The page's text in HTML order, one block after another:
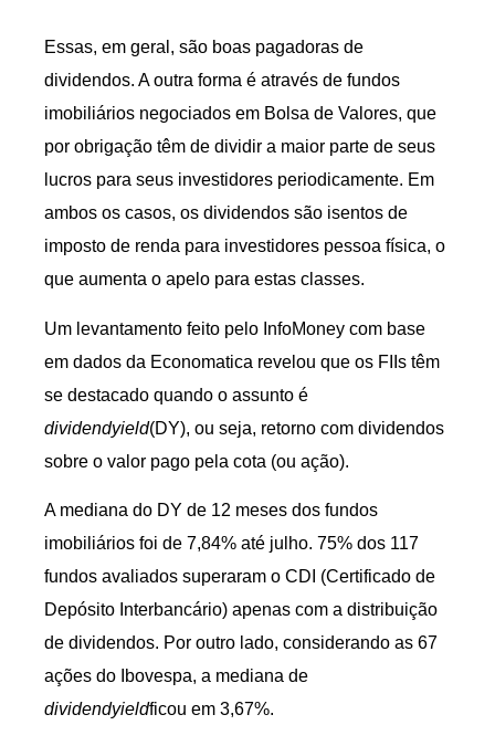
Essas, em geral, são boas pagadoras de
dividendos. A outra forma é através de fundos
imobiliários negociados em Bolsa de Valores, que
por obrigação têm de dividir a maior parte de seus
lucros para seus investidores periodicamente. Em
ambos os casos, os dividendos são isentos de
imposto de renda para investidores pessoa física, o
que aumenta o apelo para estas classes.
Um levantamento feito pelo InfoMoney com base
em dados da Economatica revelou que os FIIs têm
se destacado quando o assunto é
dividendyield(DY), ou seja, retorno com dividendos
sobre o valor pago pela cota (ou ação).
A mediana do DY de 12 meses dos fundos
imobiliários foi de 7,84% até julho. 75% dos 117
fundos avaliados superaram o CDI (Certificado de
Depósito Interbancário) apenas com a distribuição
de dividendos. Por outro lado, considerando as 67
ações do Ibovespa, a mediana de
dividendyieldficou em 3,67%.